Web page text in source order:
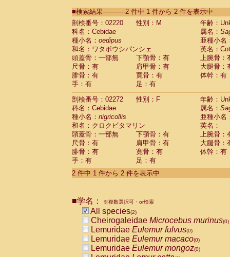
CebidaeSaguinus labiatus(0)
Cebidae Saguinus leucopus (0)
Cebidae
Cebidae
CebidaeSaguinus nigricollis (1)
Cebidae Saguinus oedipus
Cebidae Saguinus weddelli
Cebidae Saguinusspp.
Cebidae Aotus trivirgatus
Cebidae Cebus albifrons
Cebidae
CebidaeCebus capucinus
CebidaeCebus nigrivittatus
Cebidae Cebusspp.(0)
Cebidae Saimiri boliviensis
Cebidae Saimiri sciureus
Atelidae Alouatta caraya
AtelidaeAlouatta fusca
AtelidaeAlouatta seniculus
AtelidaeAteles belzebuth
AtelidaeAteles geoffroyi
AtelidaeAteles paniscus(0)
AtelidaeAtelesspp. (0)
AtelidaeLagothrix lagothricha
AtelidaeLagothrix lagothricha cana
PitheciidaeCacajao calvus
■検索結果-----------2 件中 1 件から 2 件を表示中
剖検番号：02220
性別：M
年齢：
科名：Cebidae
属名：
種小名： oedipus
亜種小名
和名：ワタボウシパンシェ
英名：
頭蓋骨：一部無
下顎骨：有
上腕骨：
尺骨：有
肩甲骨：有
大腿骨：
腓骨：有
寛骨：有
体幹：有
手：有
足：有
剖検番号：02272
性別：F
年齢：
科名：Cebidae
属名：
種小名： nigricollis
亜種小名
和名：クロクビタマリン
英名：
頭蓋骨：一部無
下顎骨：有
上腕骨：
尺骨：有
肩甲骨：有
大腿骨：
腓骨：有
寛骨：有
体幹：有
手：有
足：有
2 件中 1 件から 2 件を表示中
■学名： ※複数選択可・or検索
All species(2)
Cheirogaleidae Microcebus murinus(0)
Lemuridae Eulemur fulvus(0)
Lemuridae Eulemur macaco(0)
Lemuridae Eulemur mongoz(0)